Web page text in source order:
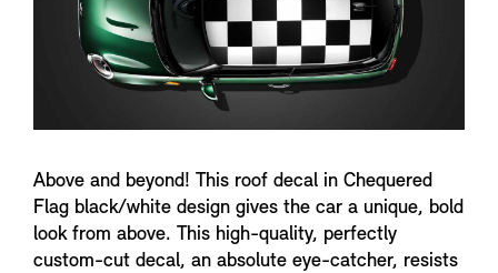
Above and beyond! This roof decal in Chequered
Flag black/white design gives the car a unique, bold
look from above. This high-quality, perfectly
custom-cut decal, an absolute eye-catcher, resists